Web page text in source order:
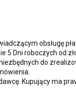
obsługę
5 Dni roboczych od
do
Kupujący ma